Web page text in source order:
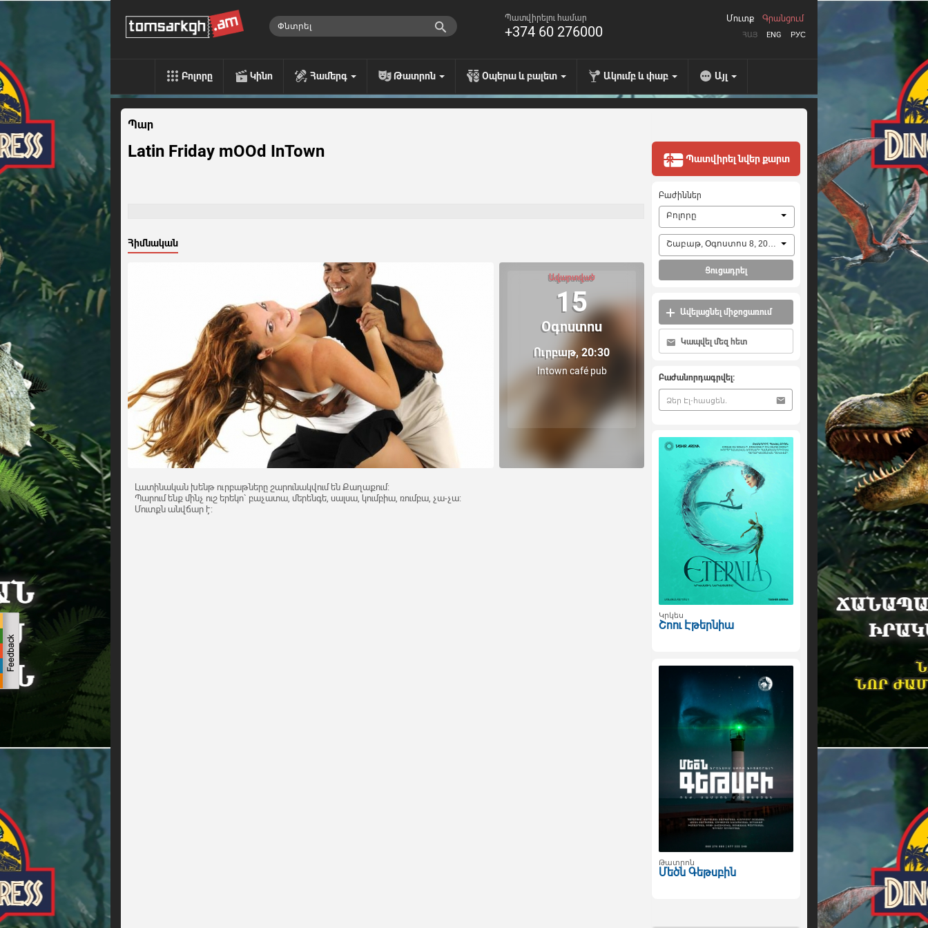
Պատվիրելու համար
+374 60 276000 ՀԱՅ ENG РУС
Մուտք Գրանցում
Բոլորը Կինո Համերգ Թատրոն Օպերա և բալետ Ակումբ և փաբ Այլ
Պար
Latin Friday mOOd InTown
Հիմնական
Ավարտված
15
Օգոստոս
Ուրբաթ, 20:30
Intown café pub
Լատինական խենթ ուրբաթները շարունակվում են Քաղաքում:
Պարում ենք մինչ ուշ երեկո` բաչատա, մերենգե, սալսա, կումբիա, ռումբա, չա-չա:
Մուտքն անվճար է:
Պատվիրել նվեր քարտ
Բաժիններ
Բոլորը
Շաբաթ, Օգոստոս 8, 2026
Ցուցադրել
Ավելացնել միջոցառում
Կապվել մեզ հետ
Բաժանորդագրվել:
Կրկես
Շոու Էթերնիա
Թատրոն
Մեծն Գեթսբին